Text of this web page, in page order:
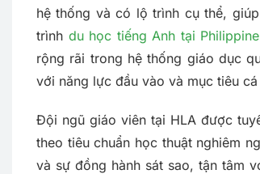
hệ thống và có lộ trình cụ thể,
trình du học tiếng Anh tại
rộng rãi trong hệ thống giáo dục
với năng lực đầu vào và mục tiêu
Đội ngũ giáo viên tại HLA được
theo tiêu chuẩn học thuật nghiêm
và sự đồng hành sát sao, tận tâm